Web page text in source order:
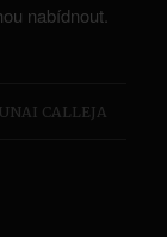
nabídnout.
UNAI CALLEJA